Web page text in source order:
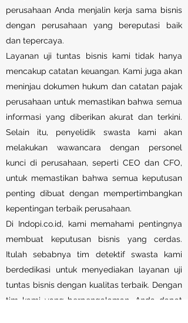
perusahaan Anda menjalin kerja sama bisnis
dengan perusahaan yang bereputasi baik
dan tepercaya.
Layanan uji tuntas bisnis kami tidak hanya
mencakup catatan keuangan. Kami juga akan
meninjau dokumen hukum dan catatan pajak
perusahaan untuk memastikan bahwa semua
informasi yang diberikan akurat dan terkini.
Selain itu, penyelidik swasta kami akan
melakukan wawancara dengan personel
kunci di perusahaan, seperti CEO dan CFO,
untuk memastikan bahwa semua keputusan
penting dibuat dengan mempertimbangkan
kepentingan terbaik perusahaan.
Di Indopi.co.id, kami memahami pentingnya
membuat keputusan bisnis yang cerdas.
Itulah sebabnya tim detektif swasta kami
berdedikasi untuk menyediakan layanan uji
tuntas bisnis dengan kualitas terbaik. Dengan
tim kami yang berpengalaman, Anda dapat